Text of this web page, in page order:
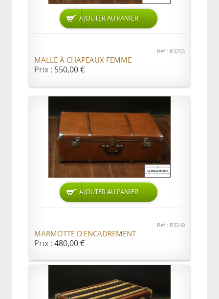
AJOUTER AU PANIER
Réf.: R3253
MALLE À CHAPEAUX FEMME
Prix : 550,00 €
AJOUTER AU PANIER
Réf.: R3240
MARMOTTE D'ENCADREMENT
Prix : 480,00 €